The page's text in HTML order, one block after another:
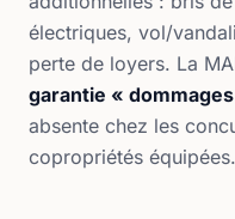
électriques, vol/
perte de loyers. La
garantie «
absente chez les
copropriétés équipées.